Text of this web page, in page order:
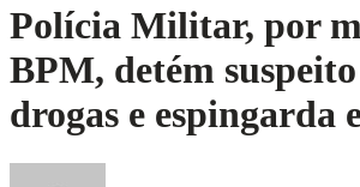
Polícia Militar, por
BPM, detém
drogas e espingarda